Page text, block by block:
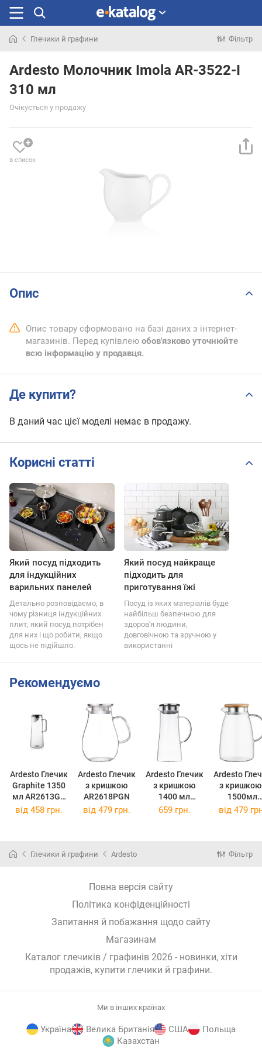
раніше
Глечики й графини Фільтр
Ardesto Молочник Imola AR-3522-I
310 мл
Очікується у продажу
в список
Опис
Опис товару сформовано на базі даних з інтернет-
магазинів. Перед купівлею обов'язково уточнюйте
всю інформацію у продавця.
Де купити?
В даний час цієї моделі немає в продажу.
Корисні статті
Який посуд підходить
для індукційних
варильних панелей
Детально розповідаємо, в
чому різниця індукційних
плит, який посуд потрібен
для них і що робити, якщо
щось не підійшло.
Який посуд найкраще
підходить для
приготування їжі
Посуд із яких матеріалів буде
найбільш безпечною для
здоров'я людини,
довговічною та зручною у
використанні
Рекомендуємо
Ardesto Глечик
Graphite 1350
мл AR2613GR
(AR2613GR)
Ardesto Глечик
з кришкою
AR2618PGN
Ardesto Глечик
з кришкою
1400 мл
Ardesto
з кришкою
1500мл
від 458 грн. від 479 грн. 659 грн. від 479
Глечики й графини Ardesto Фільтр
Повна версія сайту
Політика конфіденційності
Запитання й побажання щодо сайту
Магазинам
Каталог глечиків / графинів 2026 - новинки, хіти
продажів, купити глечики й графини.
Ми в інших країнах
Україна Велика Британія США
Польща
Казахстан